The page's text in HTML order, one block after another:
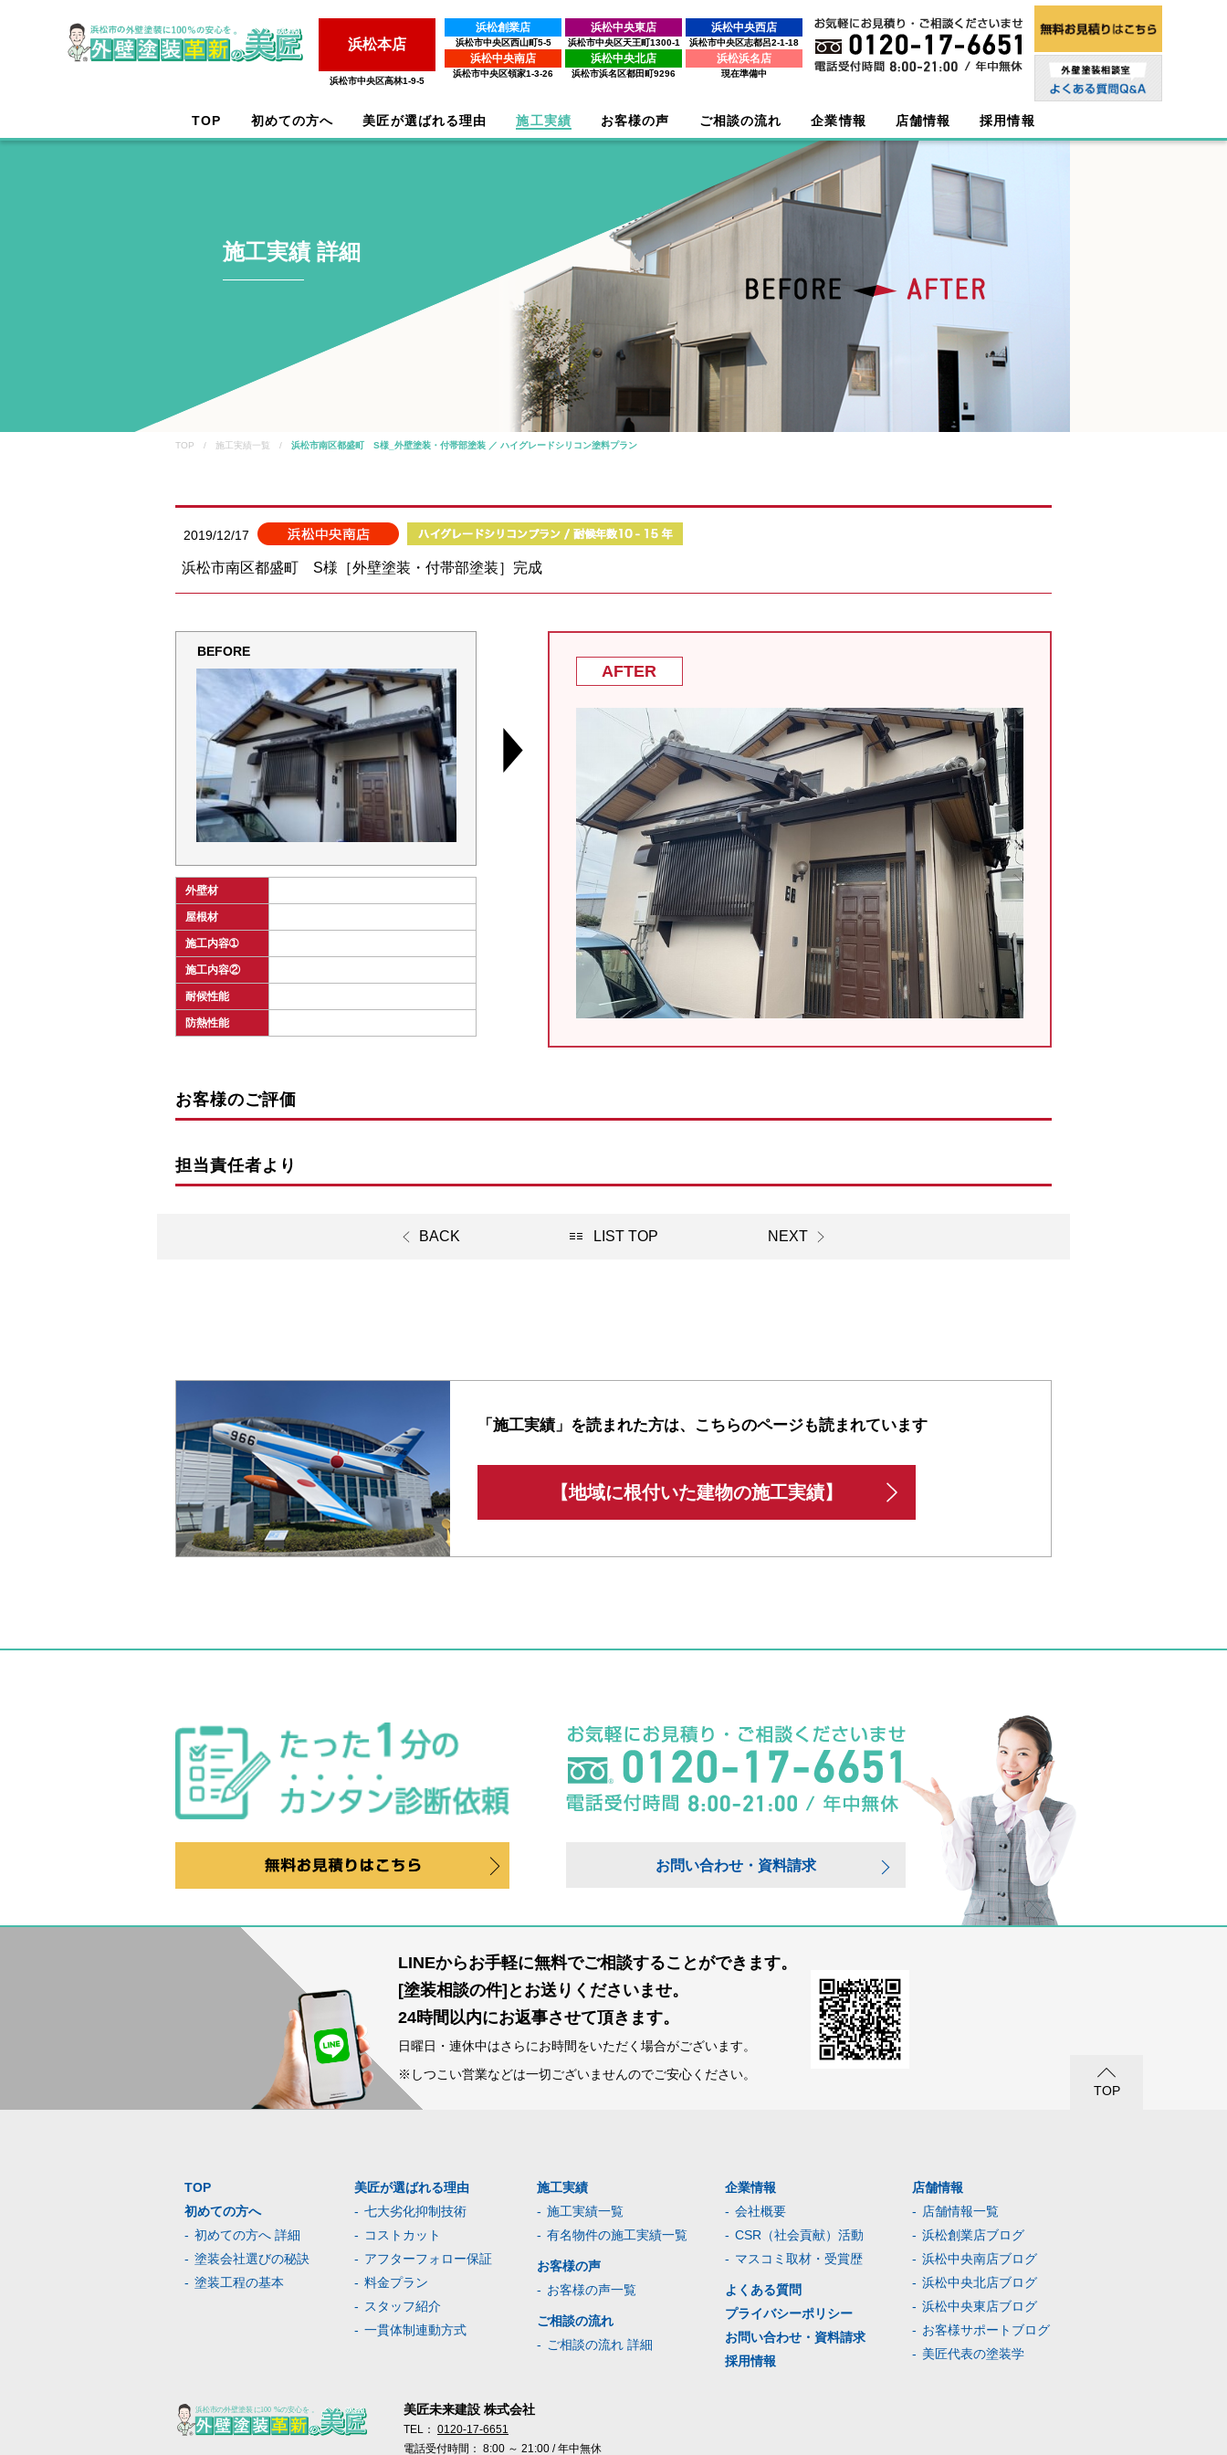
浜松本店
浜松市中央区高林1-9-5
浜松創業店
浜松市中央区西山町5-5
浜松中央東店
浜松市中央区天王町1300-1
浜松中央西店
浜松市中央区志都呂2-1-18
浜松中央南店
浜松市中央区領家1-3-26
浜松中央北店
浜松市浜名区都田町9296
浜松浜名店
現在準備中
TOP 初めての方へ 美匠が選ばれる理由 施工実績 お客様の声 ご相談の流れ 企業情報 店舗情報 採用情報
施工実績 詳細
TOP / 施工実績一覧 / 浜松市南区都盛町 S様_外壁塗装・付帯部塗装 ／ ハイグレードシリコン塗料プラン
2019/12/17
浜松市南区都盛町 S様［外壁塗装・付帯部塗装］完成
BEFORE
外壁材
屋根材
施工内容➀
施工内容②
耐候性能
防熱性能
AFTER
お客様のご評価
担当責任者より
BACK LIST TOP NEXT
「施工実績」を読まれた方は、 こちらのページも読まれています
【地域に根付いた建物の施工実績】
お問い合わせ・資料請求
LINEからお手軽に無料でご相談することができます。
[塗装相談の件]とお送りくださいませ。
24時間以内にお返事させて頂きます。
日曜日・連休中はさらにお時間をいただく場合がございます。
※しつこい営業などは一切ございませんのでご安心ください。
TOP
TOP
初めての方へ
初めての方へ 詳細
塗装会社選びの秘訣
塗装工程の基本
美匠が選ばれる理由
七大劣化抑制技術
コストカット
アフターフォロー保証
料金プラン
スタッフ紹介
一貫体制連動方式
施工実績
施工実績一覧
有名物件の施工実績一覧
お客様の声
お客様の声一覧
ご相談の流れ
ご相談の流れ 詳細
企業情報
会社概要
CSR（社会貢献）活動
マスコミ取材・受賞歴
よくある質問
プライバシーポリシー
お問い合わせ・資料請求
採用情報
店舗情報
店舗情報一覧
浜松創業店ブログ
浜松中央南店ブログ
浜松中央北店ブログ
浜松中央東店ブログ
お客様サポートブログ
美匠代表の塗装学
美匠未来建設 株式会社
TEL： 0120-17-6651
電話受付時間： 8:00 ～ 21:00 / 年中無休